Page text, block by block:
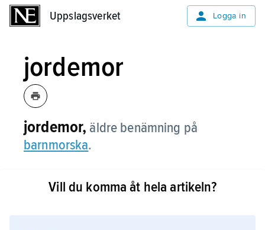
Uppslagsverket Logga in
jordemor
jordemor, äldre benämning på
barnmorska.
Vill du komma åt hela artikeln?